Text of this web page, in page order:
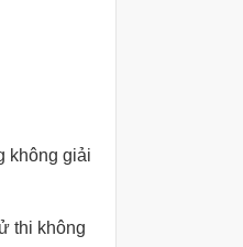
không giải
thi không